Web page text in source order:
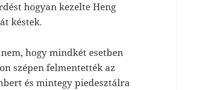
hogyan kezelte Heng
késtek.
hogy mindkét esetben
szépen felmentették az
és mintegy piedesztálra